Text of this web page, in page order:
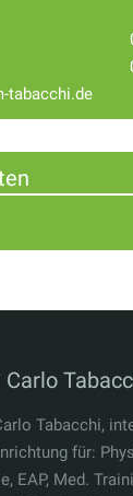
tabacchi.de
Tabacchi,
für:
EAP, Med.